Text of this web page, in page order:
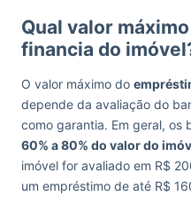
Qual valor
financia do
O valor máximo do
depende da avaliação do
como garantia. Em geral, os
60% a 80% do valor do
imóvel for avaliado em R$
um empréstimo de até R$